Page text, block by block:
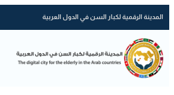
المدينة الرقمية لكبار السن في الدول العربية